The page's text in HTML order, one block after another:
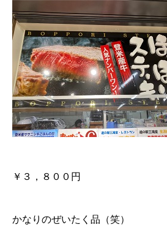
￥３，８００円
かなりのぜいたく品（笑）